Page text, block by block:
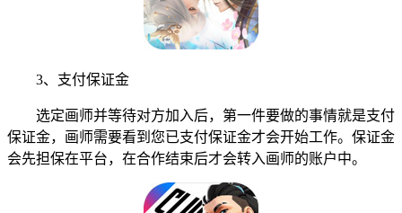
3、支付保证金
选定画师并等待对方加入后，第一件要做的事情就是支付
保证金，画师需要看到您已支付保证金才会开始工作。保证金
会先担保在平台，在合作结束后才会转入画师的账户中。